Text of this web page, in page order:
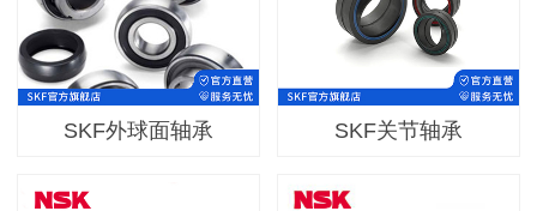
SKF外球面轴承 SKF关节轴承